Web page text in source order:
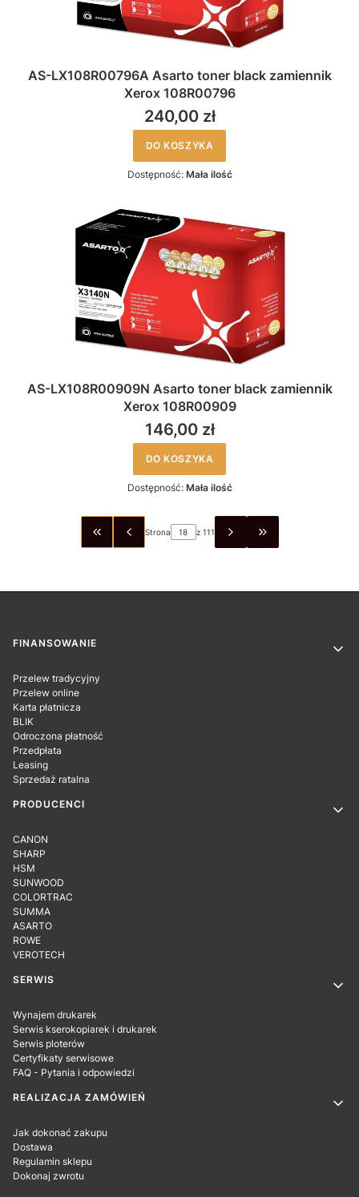
AS-LX108R00796A Asarto toner black zamiennik
Xerox 108R00796
240,00 zł
DO KOSZYKA
Dostępność: Mała ilość
AS-LX108R00909N Asarto toner black zamiennik
Xerox 108R00909
146,00 zł
DO KOSZYKA
Dostępność: Mała ilość
WRÓĆ DO PIERWSZEJ STRONY Z PRODUKTAMI
Strona z 111 PRZEJDŹ DO
Linki w stopce
FINANSOWANIE
Przelew tradycyjny
Przelew online
Karta płatnicza
BLIK
Odroczona płatność
Przedpłata
Leasing
Sprzedaż ratalna
PRODUCENCI
CANON
SHARP
HSM
SUNWOOD
COLORTRAC
SUMMA
ASARTO
ROWE
VEROTECH
SERWIS
Wynajem drukarek
Serwis kserokopiarek i drukarek
Serwis ploterów
Certyfikaty serwisowe
FAQ - Pytania i odpowiedzi
REALIZACJA ZAMÓWIEŃ
Jak dokonać zakupu
Dostawa
Regulamin sklepu
Dokonaj zwrotu